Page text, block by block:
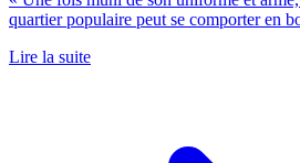
quartier populaire peut se comporter en
Lire la suite